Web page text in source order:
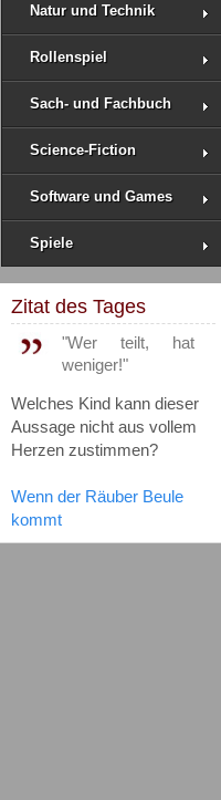
Natur und Technik
Rollenspiel
Sach- und Fachbuch
Science-Fiction
Software und Games
Spiele
Zitat des Tages
"Wer teilt, hat
weniger!"
Welches Kind kann dieser
Aussage nicht aus vollem
Herzen zustimmen?
Wenn der Räuber Beule
kommt